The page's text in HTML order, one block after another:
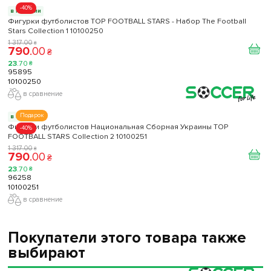
-40%
в наличии
Фигурки футболистов TOP FOOTBALL STARS - Набор The Football
Stars Collection 1 10100250
1 317.00 ₴
790.00 ₴
23.70 ₴
95895
10100250
в сравнение
Подарок
-40%
в наличии
Фигурки футболистов Национальная Сборная Украины TOP
FOOTBALL STARS Collection 2 10100251
1 317.00 ₴
790.00 ₴
23.70 ₴
96258
10100251
в сравнение
Покупатели этого товара также
выбирают